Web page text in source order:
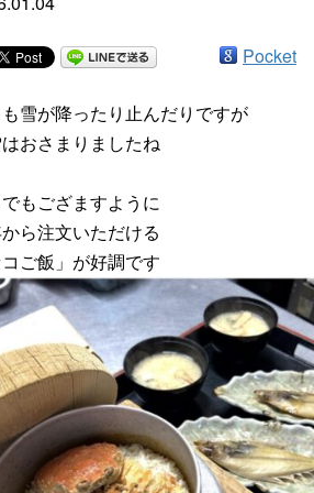
Pocket
雪が降ったり止んだりですが
おさまりましたね
もござますように
ら注文いただける
コご飯」が好調です